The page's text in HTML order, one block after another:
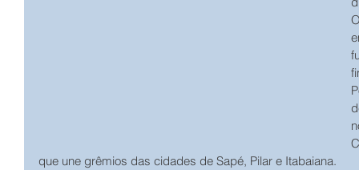
que une grêmios das cidades de Sapé, Pilar e Itabaiana.